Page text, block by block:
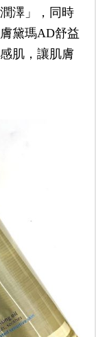
澤」，同時
黛瑪AD舒益
肌，讓肌膚